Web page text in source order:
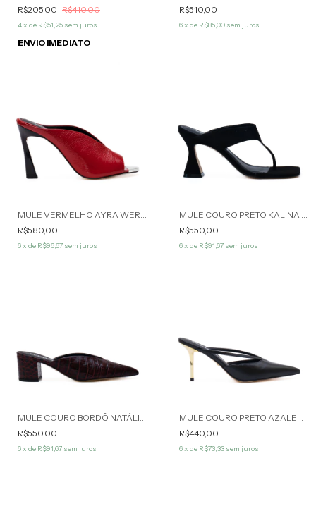
R$205,00 R$410,00
4x de R$51,25 sem juros
ENVIO IMEDIATO
R$510,00
6x de R$85,00 sem juros
R$580,00
6x de R$96,67 sem juros
R$550,00
6x de R$91,67 sem juros
R$550,00
6x de R$91,67 sem juros
R$440,00
6x de R$73,33 sem juros